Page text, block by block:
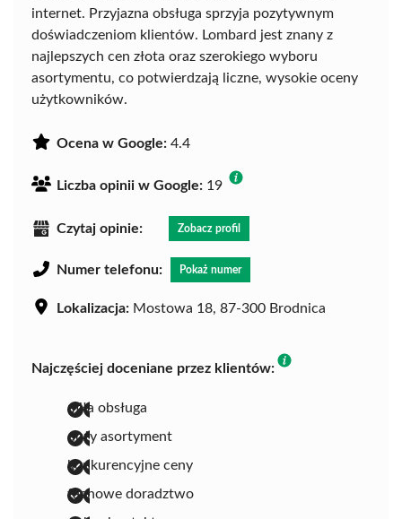
internet. Przyjazna obsługa sprzyja pozytywnym
doświadczeniom klientów. Lombard jest znany z
najlepszych cen złota oraz szerokiego wyboru
asortymentu, co potwierdzają liczne, wysokie oceny
użytkowników.
Ocena w Google: 4.4
Liczba opinii w Google: 19
Czytaj opinie: Zobacz profil
Numer telefonu: Pokaż numer
Lokalizacja: Mostowa 18, 87-300 Brodnica
Najczęściej doceniane przez klientów:
miła obsługa
duży asortyment
konkurencyjne ceny
fachowe doradztwo